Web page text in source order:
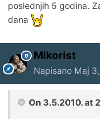
poslednjih 5 godina.
dana
Mikorist
Napisano Maj
On 3.5.2010. at